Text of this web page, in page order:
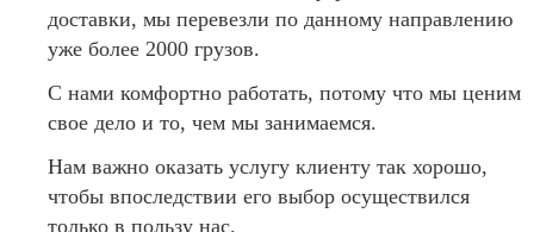
доставки, мы перевезли по данному направлению
уже более 2000 грузов.
С нами комфортно работать, потому что мы ценим
свое дело и то, чем мы занимаемся.
Нам важно оказать услугу клиенту так хорошо,
чтобы впоследствии его выбор осуществился
только в пользу нас.